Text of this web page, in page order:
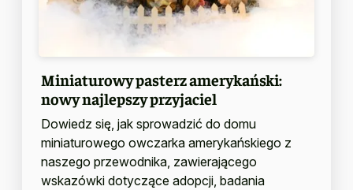
Miniaturowy pasterz amerykański:
nowy najlepszy przyjaciel
Dowiedz się, jak sprowadzić do domu
miniaturowego owczarka amerykańskiego z
naszego przewodnika, zawierającego
wskazówki dotyczące adopcji, badania